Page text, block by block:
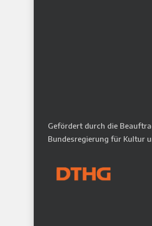
Gefördert durch die
Bundesregierung für Kultur